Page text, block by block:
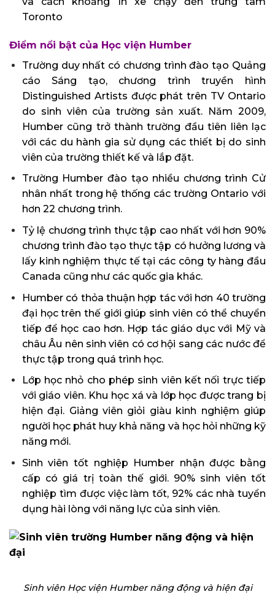
Toronto
Điểm nổi bật của Học viện Humber
Trường duy nhất có chương trình đào tạo Quảng
cáo Sáng tạo, chương trình truyền hình
Distinguished Artists được phát trên TV Ontario
do sinh viên của trường sản xuất. Năm 2009,
Humber cũng trở thành trường đầu tiên liên lạc
với các du hành gia sử dụng các thiết bị do sinh
viên của trường thiết kế và lắp đặt.
Trường Humber đào tạo nhiều chương trình Cử
nhân nhất trong hệ thống các trường Ontario với
hơn 22 chương trình.
Tỷ lệ chương trình thực tập cao nhất với hơn 90%
chương trình đào tạo thực tập có hưởng lương và
lấy kinh nghiệm thực tế tại các công ty hàng đầu
Canada cũng như các quốc gia khác.
Humber có thỏa thuận hợp tác với hơn 40 trường
đại học trên thế giới giúp sinh viên có thể chuyển
tiếp để học cao hơn. Hợp tác giáo dục với Mỹ và
châu Âu nên sinh viên có cơ hội sang các nước để
thực tập trong quá trình học.
Lớp học nhỏ cho phép sinh viên kết nối trực tiếp
với giáo viên. Khu học xá và lớp học được trang bị
hiện đại. Giảng viên giỏi giàu kinh nghiệm giúp
người học phát huy khả năng và học hỏi những kỹ
năng mới.
Sinh viên tốt nghiệp Humber nhận được bằng
cấp có giá trị toàn thế giới. 90% sinh viên tốt
nghiệp tìm được việc làm tốt, 92% các nhà tuyển
dụng hài lòng với năng lực của sinh viên.
Sinh viên Học viện Humber năng động và hiện đại